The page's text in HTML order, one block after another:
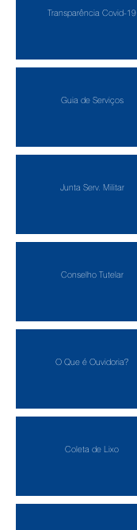
Transparência Covid-19
Guia de Serviços
Junta Serv. Militar
Conselho Tutelar
O Que é Ouvidoria?
Coleta de Lixo